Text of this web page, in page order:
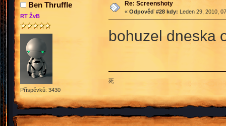
Ben Thruffle
RT ŽvB
Příspěvků: 3430
Re: Screenshoty
« Odpověď #28 kdy: Leden 29, 2010,
bohuzel dneska
死